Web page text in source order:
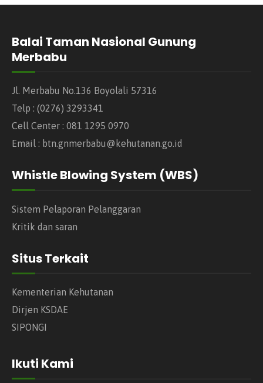
Balai Taman Nasional Gunung
Merbabu
Jl. Merbabu No.136 Boyolali 57316
Telp : (0276) 3293341
Cell Center : 081 1295 0970
Email : btn.gnmerbabu@kehutanan.go.id
Whistle Blowing System (WBS)
Sistem Pelaporan Pelanggaran
Kritik dan saran
Situs Terkait
Kementerian Kehutanan
Dirjen KSDAE
SIPONGI
Ikuti Kami